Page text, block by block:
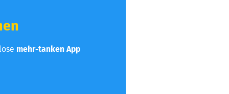
mehr-tanken App